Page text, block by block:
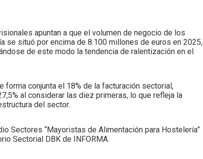
apuntan a que el volumen de negocio de los
se situó por encima de 8.100 millones de euros en 2025,
de este modo la tendencia de ralentización en el
conjunta el 18% de la facturación sectorial,
al considerar las diez primeras, lo que refleja la
del sector.
Sectores “Mayoristas de Alimentación para Hostelería”
Sectorial DBK de INFORMA.